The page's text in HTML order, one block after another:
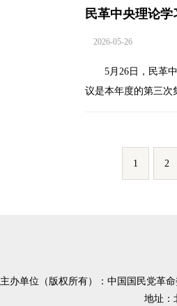
民革中央理论
2026-05-26
5月26日，民革
议是本年度的第三
1 2
主办单位（版权所有）：中国国民党革
地址：